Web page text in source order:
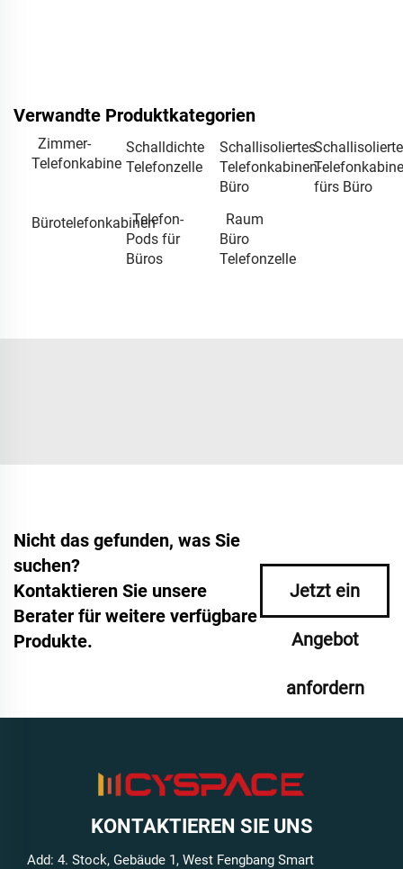
Verwandte Produktkategorien
Zimmer-
Telefonkabine
Schalldichte
Telefonzelle
Schallisoliertes
Telefonkabinen-
Büro
Schallisolierte
Telefonkabine
fürs Büro
BürotelefonkabinenTelefon-
Pods für
Büros
Raum
Büro
Telefonzelle
Nicht das gefunden, was Sie
suchen?
Kontaktieren Sie unsere
Berater für weitere verfügbare
Produkte.
Jetzt ein
Angebot
anfordern
KONTAKTIEREN SIE UNS
Add: 4. Stock, Gebäude 1, West Fengbang Smart